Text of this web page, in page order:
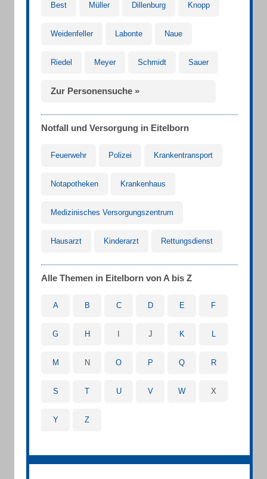
Best Müller Dillenburg Knopp
Weidenfeller Labonte Naue
Riedel Meyer Schmidt Sauer
Zur Personensuche »
Notfall und Versorgung in Eitelborn
Feuerwehr Polizei Krankentransport
Notapotheken Krankenhaus
Medizinisches Versorgungszentrum
Hausarzt Kinderarzt Rettungsdienst
Alle Themen in Eitelborn von A bis Z
A B C D E F
G H J K L
M N O P Q R
S T U V W X
Y Z